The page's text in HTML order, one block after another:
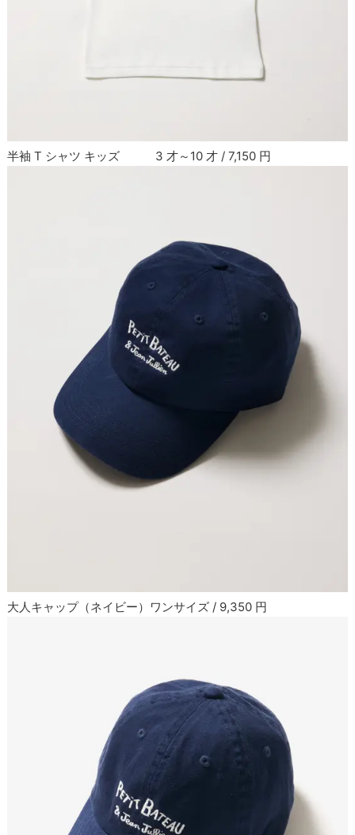
半袖 T シャツ キッズ 3 才～10 才 / 7,150 円
大人キャップ（ネイビー）ワンサイズ / 9,350 円